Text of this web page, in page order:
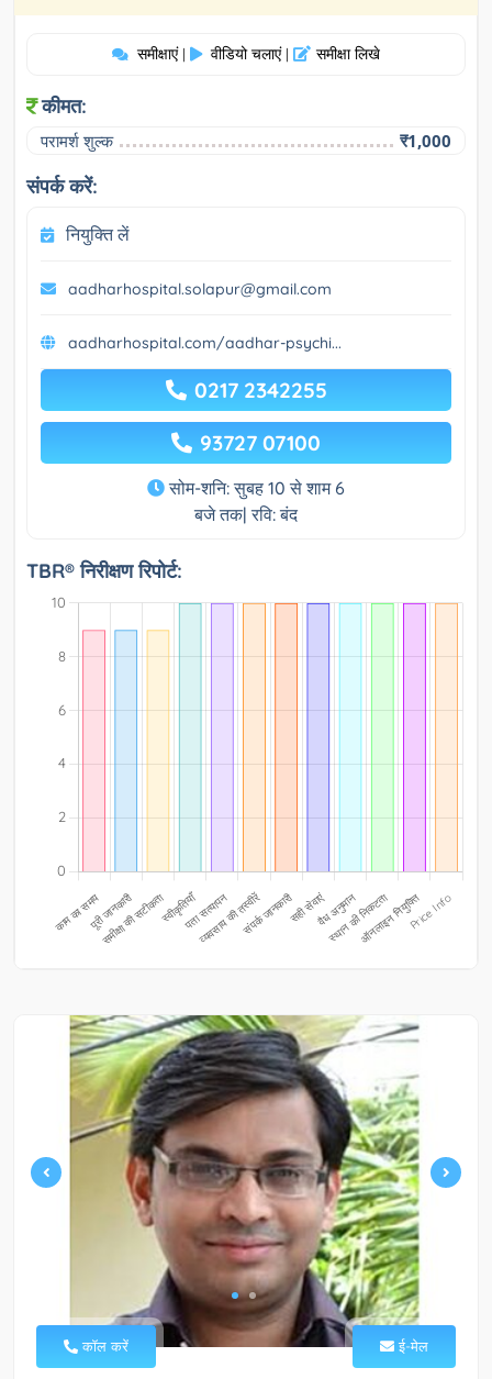
समीक्षाएं | वीडियो चलाएं | समीक्षा लिखे
कीमत:
परामर्श शुल्क ₹1,000
संपर्क करें:
नियुक्ति लें
aadharhospital.solapur@gmail.com
aadharhospital.com/aadhar-psychi...
0217 2342255
93727 07100
सोम-शनि: सुबह 10 से शाम 6
बजे तक| रवि: बंद
TBR® निरीक्षण रिपोर्ट:
कॉल करें ई-मेल